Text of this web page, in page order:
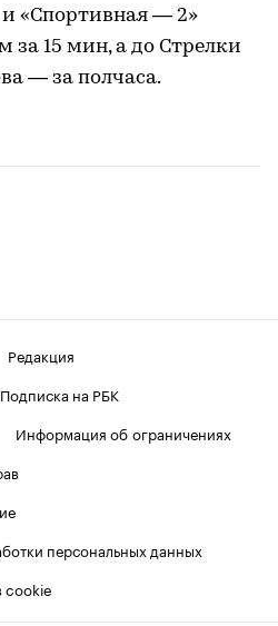
и «Спортивная — 2»
15 мин, а до Стрелки
— за полчаса.
Редакция
Подписка на РБК
Информация об ограничениях
персональных данных
cookie